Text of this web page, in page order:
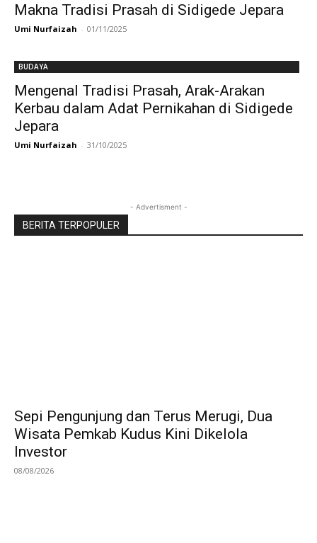
Makna Tradisi Prasah di Sidigede Jepara
Umi Nurfaizah - 01/11/2025
BUDAYA
Mengenal Tradisi Prasah, Arak-Arakan
Kerbau dalam Adat Pernikahan di Sidigede
Jepara
Umi Nurfaizah - 31/10/2025
- Advertisment -
BERITA TERPOPULER
Sepi Pengunjung dan Terus Merugi, Dua
Wisata Pemkab Kudus Kini Dikelola
Investor
08/08/2026